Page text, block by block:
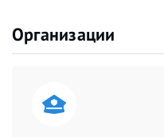
Организации